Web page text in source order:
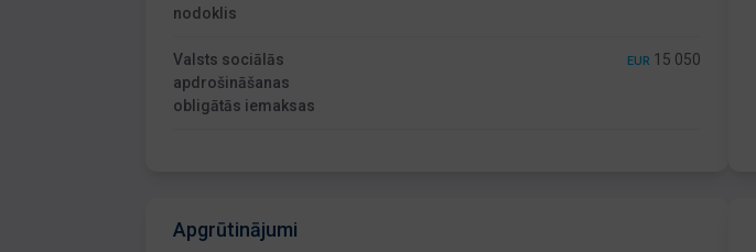
nodoklis
Valsts sociālās
apdrošināšanas
obligātās iemaksas
EUR 15 050
Apgrūtinājumi